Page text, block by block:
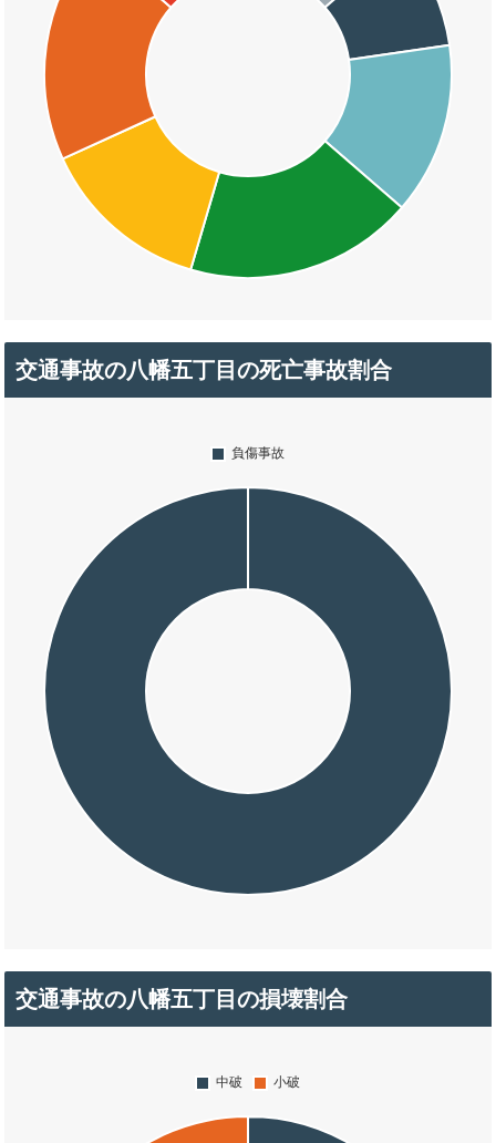
交通事故の八幡五丁目の死亡事故割合
交通事故の八幡五丁目の損壊割合